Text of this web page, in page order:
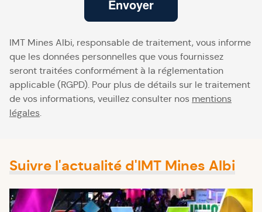
Envoyer
IMT Mines Albi, responsable de traitement, vous informe
que les données personnelles que vous fournissez
seront traitées conformément à la réglementation
applicable (RGPD). Pour plus de détails sur le traitement
de vos informations, veuillez consulter nos mentions
légales.
Suivre l'actualité d'IMT Mines Albi